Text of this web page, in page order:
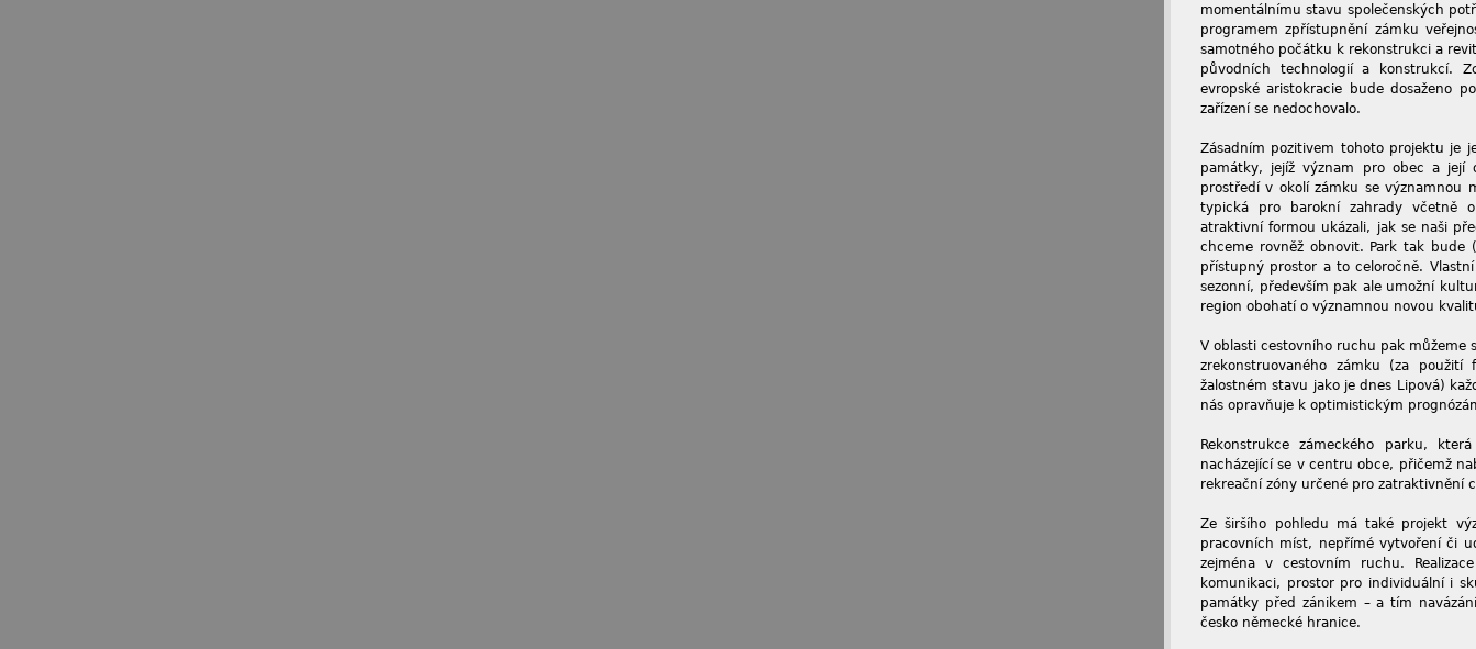
momentálnímu stavu společenských
programem zpřístupnění zámku
samotného počátku k rekonstrukci a
původních technologií a konstrukcí.
evropské aristokracie bude dosaženo
zařízení se nedochovalo.
Zásadním pozitivem tohoto projektu je
památky, jejíž význam pro obec a její
prostředí v okolí zámku se významnou
typická pro barokní zahrady včetně
atraktivní formou ukázali, jak se naši
chceme rovněž obnovit. Park tak bude
přístupný prostor a to celoročně.
sezonní, především pak ale umožní
region obohatí o významnou novou
V oblasti cestovního ruchu pak můžeme
zrekonstruovaného zámku (za
žalostném stavu jako je dnes Lipová)
nás opravňuje k optimistickým
Rekonstrukce zámeckého parku,
nacházející se v centru obce, přičemž
rekreační zóny určené pro zatraktivnění
Ze širšího pohledu má také projekt
pracovních míst, nepřímé vytvoření či
zejména v cestovním ruchu.
komunikaci, prostor pro individuální i
památky před zánikem – a tím
česko německé hranice.